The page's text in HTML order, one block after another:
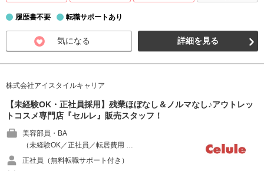
履歴書不要 転職サポートあり
気になる 詳細を見る
株式会社アイスタイルキャリア
【未経験OK・正社員採用】残業ほぼなし＆ノルマなし♪アウトレッ
トコスメ専門店『セルレ』販売スタッフ！
美容部員・BA
（未経験OK／正社員／転居費用 …
正社員（無料転職サポート付き）